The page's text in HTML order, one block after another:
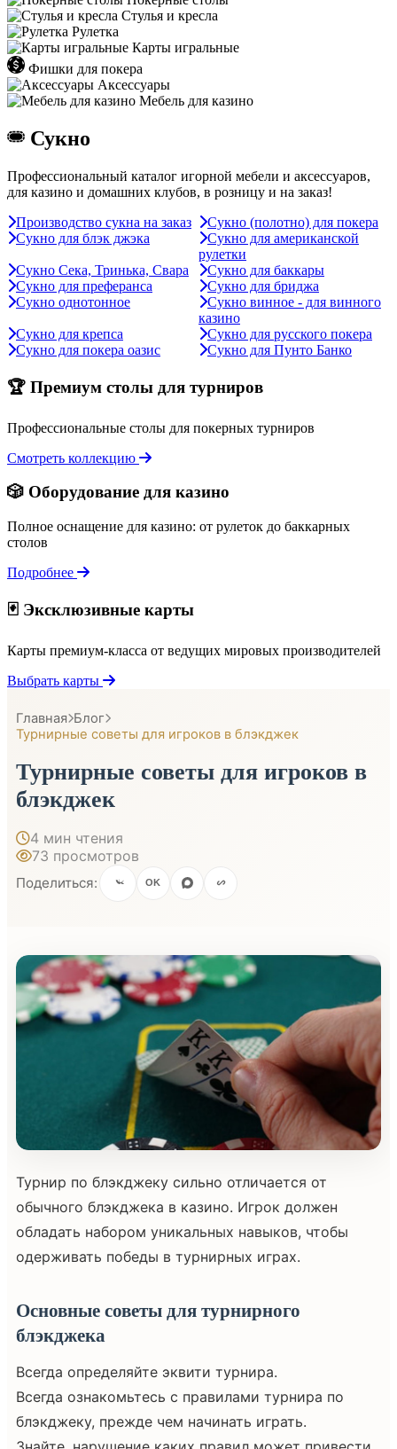
Стулья и кресла
Рулетка
Карты игральные
Фишки для покера
Аксессуары
Мебель для казино
Сукно
Профессиональный каталог игорной мебели и аксессуаров,
для казино и домашних клубов, в розницу и на заказ!
Производство сукна на заказ
Сукно (полотно) для покера
Сукно для блэк джэка
Сукно для американской
рулетки
Сукно Сека, Тринька, Свара
Сукно для баккары
Сукно для преферанса
Сукно для бриджа
Сукно однотонное
Сукно винное - для винного
казино
Сукно для крепса
Сукно для русского покера
Сукно для покера оазис
Сукно для Пунто Банко
🏆 Премиум столы для турниров
Профессиональные столы для покерных турниров
Смотреть коллекцию
🎲 Оборудование для казино
Полное оснащение для казино: от рулеток до баккарных
столов
Подробнее
🃏 Эксклюзивные карты
Карты премиум-класса от ведущих мировых производителей
Выбрать карты
Главная Блог
Турнирные советы для игроков в блэкджек
Турнирные советы для игроков в
блэкджек
4 мин чтения
73 просмотров
Поделиться: OK
Турнир по блэкджеку сильно отличается от
обычного блэкджека в казино. Игрок должен
обладать набором уникальных навыков, чтобы
одерживать победы в турнирных играх.
Основные советы для турнирного
блэкджека
Всегда определяйте эквити турнира.
Всегда ознакомьтесь с правилами турнира по
блэкджеку, прежде чем начинать играть.